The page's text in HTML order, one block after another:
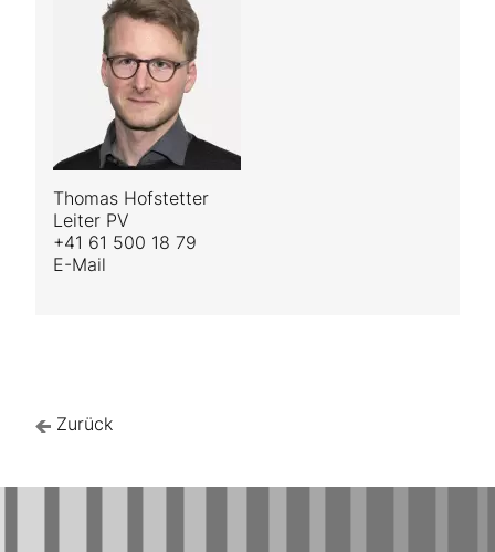
Thomas Hofstetter
Leiter PV
+41 61 500 18 79
E-Mail
Zurück